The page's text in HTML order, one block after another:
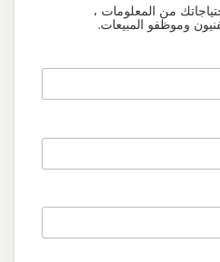
من المعلومات ،
وموظفو المبيعات.